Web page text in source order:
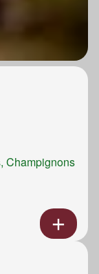
Champignons